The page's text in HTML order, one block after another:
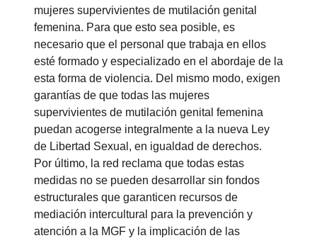
mujeres supervivientes de mutilación genital
femenina. Para que esto sea posible, es
necesario que el personal que trabaja en ellos
esté formado y especializado en el abordaje de la
esta forma de violencia. Del mismo modo, exigen
garantías de que todas las mujeres
supervivientes de mutilación genital femenina
puedan acogerse integralmente a la nueva Ley
de Libertad Sexual, en igualdad de derechos.
Por último, la red reclama que todas estas
medidas no se pueden desarrollar sin fondos
estructurales que garanticen recursos de
mediación intercultural para la prevención y
atención a la MGF y la implicación de las